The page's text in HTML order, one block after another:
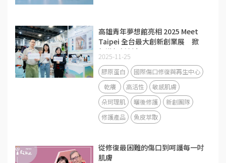
高雄青年夢想館亮相 2025 Meet
Taipei 全台最大創新創業展 掀
起港都新創力
2025-11-25
膠原蛋白
國際傷口修復與再生中心
乾癢
高活性
敏感肌膚
朵珂理肌
曬後修護
新創團隊
修護產品
魚皮萃取
從修復最困難的傷口到呵護每一吋
肌膚